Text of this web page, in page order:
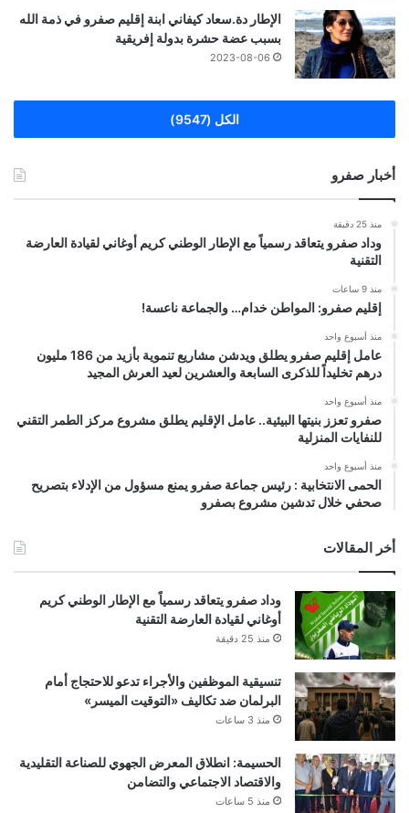
الإطار دة.سعاد كيفاني ابنة إقليم صفرو في ذمة الله
بسبب عضة حشرة بدولة إفريقية
2023-08-06
الكل (9547)
أخبار صفرو
منذ 25 دقيقة
وداد صفرو يتعاقد رسمياً مع الإطار الوطني كريم أوغاني لقيادة العارضة
التقنية
منذ 9 ساعات
إقليم صفرو: المواطن خدام… والجماعة ناعسة!
منذ أسبوع واحد
عامل إقليم صفرو يطلق ويدشن مشاريع تنموية بأزيد من 186 مليون
درهم تخليداً للذكرى السابعة والعشرين لعيد العرش المجيد
منذ أسبوع واحد
صفرو تعزز بنيتها البيئية.. عامل الإقليم يطلق مشروع مركز الطمر التقني
للنفايات المنزلية
منذ أسبوع واحد
الحمى الانتخابية : رئيس جماعة صفرو يمنع مسؤول من الإدلاء بتصريح
صحفي خلال تدشين مشروع بصفرو
أخر المقالات
وداد صفرو يتعاقد رسمياً مع الإطار الوطني كريم
أوغاني لقيادة العارضة التقنية
منذ 25 دقيقة
تنسيقية الموظفين والأجراء تدعو للاحتجاج أمام
البرلمان ضد تكاليف «التوقيت الميسر»
منذ 3 ساعات
الحسيمة: انطلاق المعرض الجهوي للصناعة التقليدية
والاقتصاد الاجتماعي والتضامن
منذ 5 ساعات